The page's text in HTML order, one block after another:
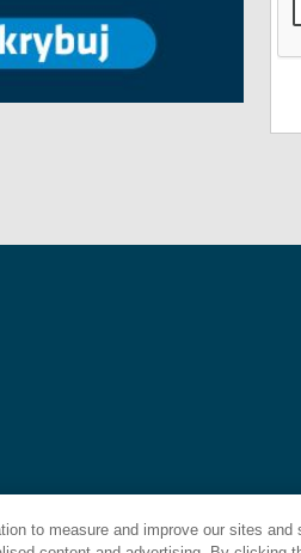
to measure and improve our sites